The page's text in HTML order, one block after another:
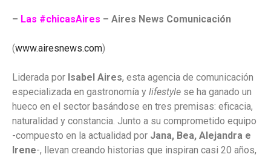
– Las #chicasAires – Aires News Comunicación
(www.airesnews.com)
Liderada por Isabel Aires, esta agencia de comunicación
especializada en gastronomía y lifestyle se ha ganado un
hueco en el sector basándose en tres premisas: eficacia,
naturalidad y constancia. Junto a su comprometido equipo
-compuesto en la actualidad por Jana, Bea, Alejandra e
Irene-, llevan creando historias que inspiran casi 20 años,